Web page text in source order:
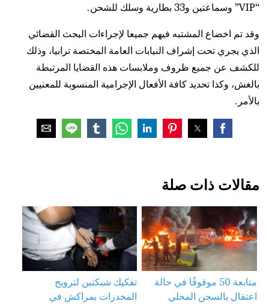
“VIP” وسماعتين و33 بطارية وسلك للشحن.
وقد تم اخضاع المشتبه فيهم جميعا لإجراءات البحث القضائي
الذي يجري تحت إشراف النيابات العامة المختصة ترابيا، وذلك
للكشف عن جميع ظروف وملابسات هذه القضايا المرتبطة
بالغش، وكذا تحديد كافة الأفعال الإجرامية المنسوبة للمعنيين
بالأمر.
مقالات ذات صلة
متابعة 50 موقوفًا في حالة
اعتقال بالسجن المحلي
تفكيك شبكتين لترويج
المخدرات بمراكش في